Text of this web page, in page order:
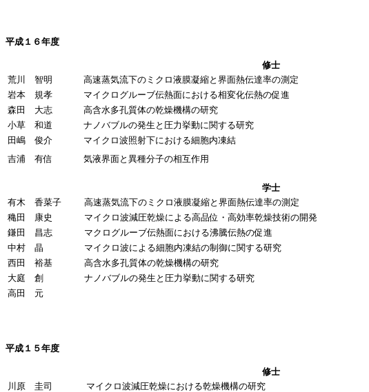
平成１６年度
修士
荒川 智明
高速蒸気流下のミクロ液膜凝縮と界面熱伝達率の測定
岩本 規孝
マイクログルーブ伝熱面における相変化伝熱の促進
森田 大志
高含水多孔質体の乾燥機構の研究
小草 和道
ナノバブルの発生と圧力挙動に関する研究
田嶋 俊介
マイクロ波照射下における細胞内凍結
吉浦 有信
気液界面と異種分子の相互作用
学士
有木 香菜子
高速蒸気流下のミクロ液膜凝縮と界面熱伝達率の測定
穐田 康史
マイクロ波減圧乾燥による高品位・高効率乾燥技術の開発
鎌田 昌志
マクログルーブ伝熱面における沸騰伝熱の促進
中村 晶
マイクロ波による細胞内凍結の制御に関する研究
西田 裕基
高含水多孔質体の乾燥機構の研究
大庭 創
ナノバブルの発生と圧力挙動に関する研究
高田 元
平成１５年度
修士
川原 圭司
マイクロ波減圧乾燥における乾燥機構の研究